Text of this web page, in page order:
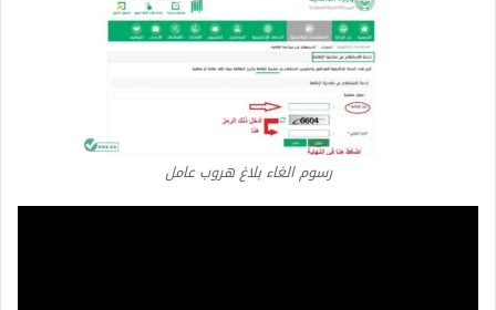
رسوم الغاء بلاغ هروب عامل